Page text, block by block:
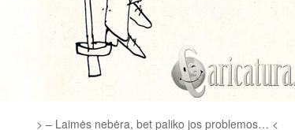
> – Laimės nebėra, bet paliko jos problemos… <